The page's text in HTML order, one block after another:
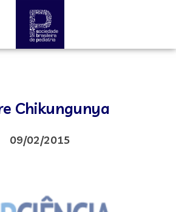
Chikungunya
09/02/2015